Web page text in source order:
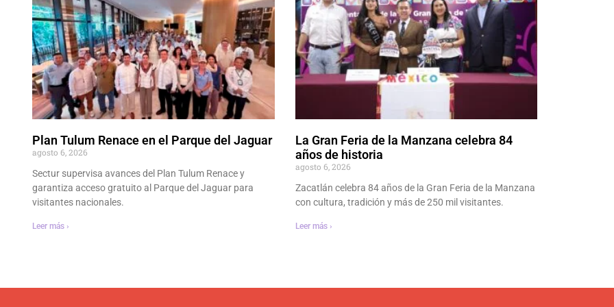
Plan Tulum Renace en el Parque del Jaguar
agosto 6, 2026
Sectur supervisa avances del Plan Tulum Renace y
garantiza acceso gratuito al Parque del Jaguar para
visitantes nacionales.
Leer más ›
La Gran Feria de la Manzana celebra 84
años de historia
agosto 6, 2026
Zacatlán celebra 84 años de la Gran Feria de la Manzana
con cultura, tradición y más de 250 mil visitantes.
Leer más ›